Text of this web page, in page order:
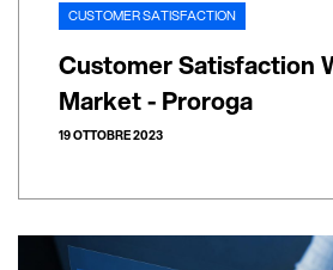
CUSTOMER SATISFACTION
Customer Satisfaction
Market - Proroga
19 OTTOBRE 2023